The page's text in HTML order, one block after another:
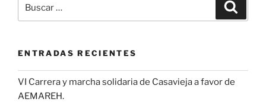
por:
ENTRADAS RECIENTES
VI Carrera y marcha solidaria de Casavieja a favor de
AEMAREH.